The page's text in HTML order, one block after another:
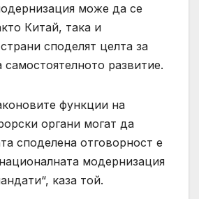
може да се
Китай, така и
споделят целта за
развитие.
функции на
органи могат да
споделена отговорност е
модернизация
каза той.